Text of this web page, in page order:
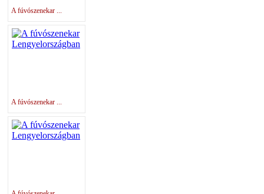
A fúvószenekar ...
A fúvószenekar ...